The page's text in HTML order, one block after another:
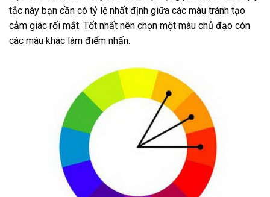
tắc này bạn cần có tỷ lệ nhất định giữa các màu tránh tạo
cảm giác rối mắt. Tốt nhất nên chọn một màu chủ đạo còn
các màu khác làm điểm nhấn.